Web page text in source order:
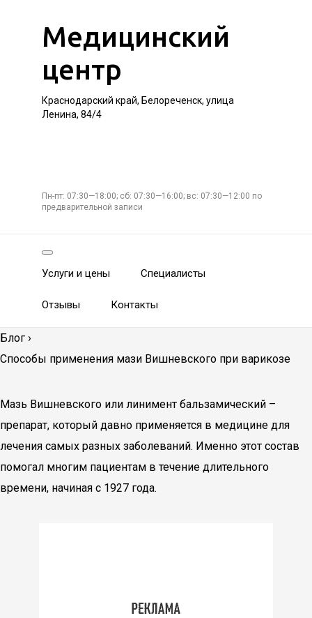
Медицинский
центр
Краснодарский край, Белореченск, улица
Ленина, 84/4
Пн-пт: 07:30—18:00; сб: 07:30—16:00; вс: 07:30—12:00 по
предварительной записи
Услуги и цены Специалисты
Отзывы Контакты
Блог ›
Способы применения мази Вишневского при варикозе
Мазь Вишневского или линимент бальзамический –
препарат, который давно применяется в медицине для
лечения самых разных заболеваний. Именно этот состав
помогал многим пациентам в течение длительного
времени, начиная с 1927 года.